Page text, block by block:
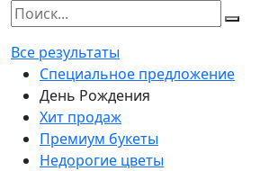
Все результаты
Специальное предложение
День Рождения
Хит продаж
Премиум букеты
Недорогие цветы